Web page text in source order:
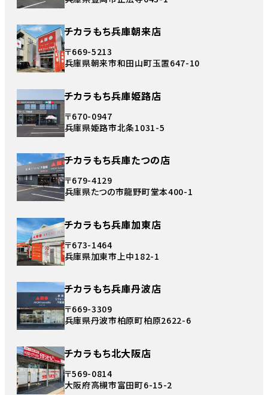
チカラもち兵庫朝来店
〒669-5213
兵庫県朝来市和田山町玉置647-10
チカラもち兵庫姫路店
〒670-0947
兵庫県姫路市北条1031-5
チカラもち兵庫たつの店
〒679-4129
兵庫県たつの市龍野町堂本400-1
チカラもち兵庫加東店
〒673-1464
兵庫県加東市上中182-1
チカラもち兵庫丹波店
〒669-3309
兵庫県丹波市柏原町柏原2622-6
チカラもち北大阪店
〒569-0814
大阪府高槻市富田町6-15-2